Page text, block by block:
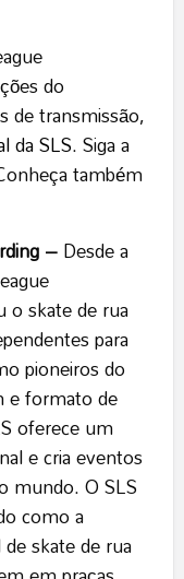
do
de transmissão,
da SLS. Siga a
também
–Desde a
o skate de rua
para
pioneiros do
e formato de
oferece um
e cria eventos
mundo. O SLS
como a
skate de rua